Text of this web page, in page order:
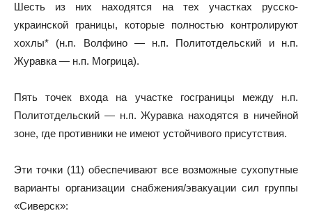
Шесть из них находятся на тех участках русско-
украинской границы, которые полностью контролируют
хохлы* (н.п. Волфино — н.п. Политотдельский и н.п.
Журавка — н.п. Могрица).
Пять точек входа на участке госграницы между н.п.
Политотдельский — н.п. Журавка находятся в ничейной
зоне, где противники не имеют устойчивого присутствия.
Эти точки (11) обеспечивают все возможные сухопутные
варианты организации снабжения/эвакуации сил группы
«Сиверск»: